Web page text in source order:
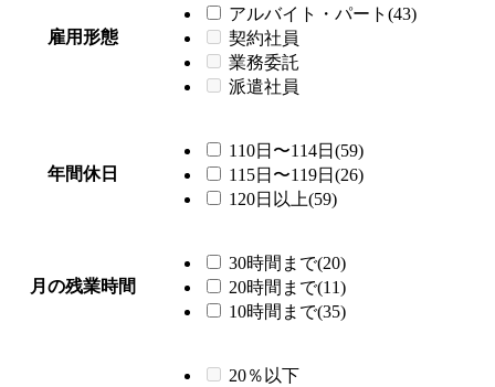
雇用形態
アルバイト・パート(43)
契約社員
業務委託
派遣社員
年間休日
110日〜114日(59)
115日〜119日(26)
120日以上(59)
月の残業時間
30時間まで(20)
20時間まで(11)
10時間まで(35)
20％以下